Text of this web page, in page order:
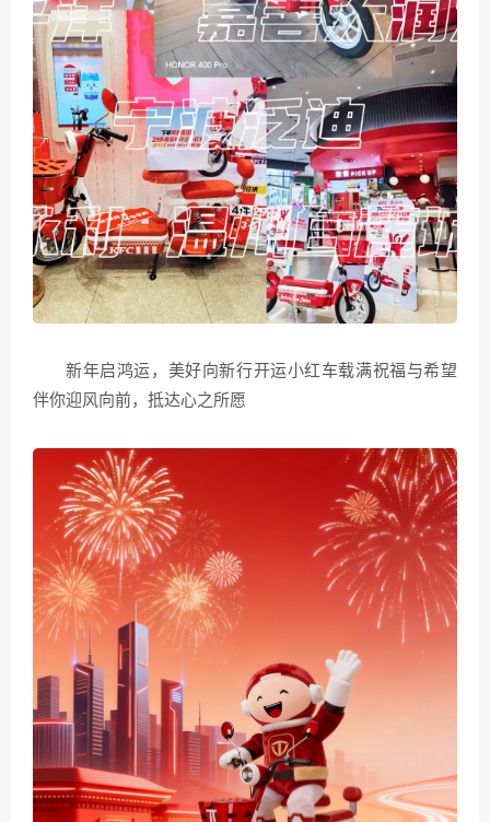
新年启鸿运，美好向新行开运小红车载满祝福与希望
伴你迎风向前，抵达心之所愿